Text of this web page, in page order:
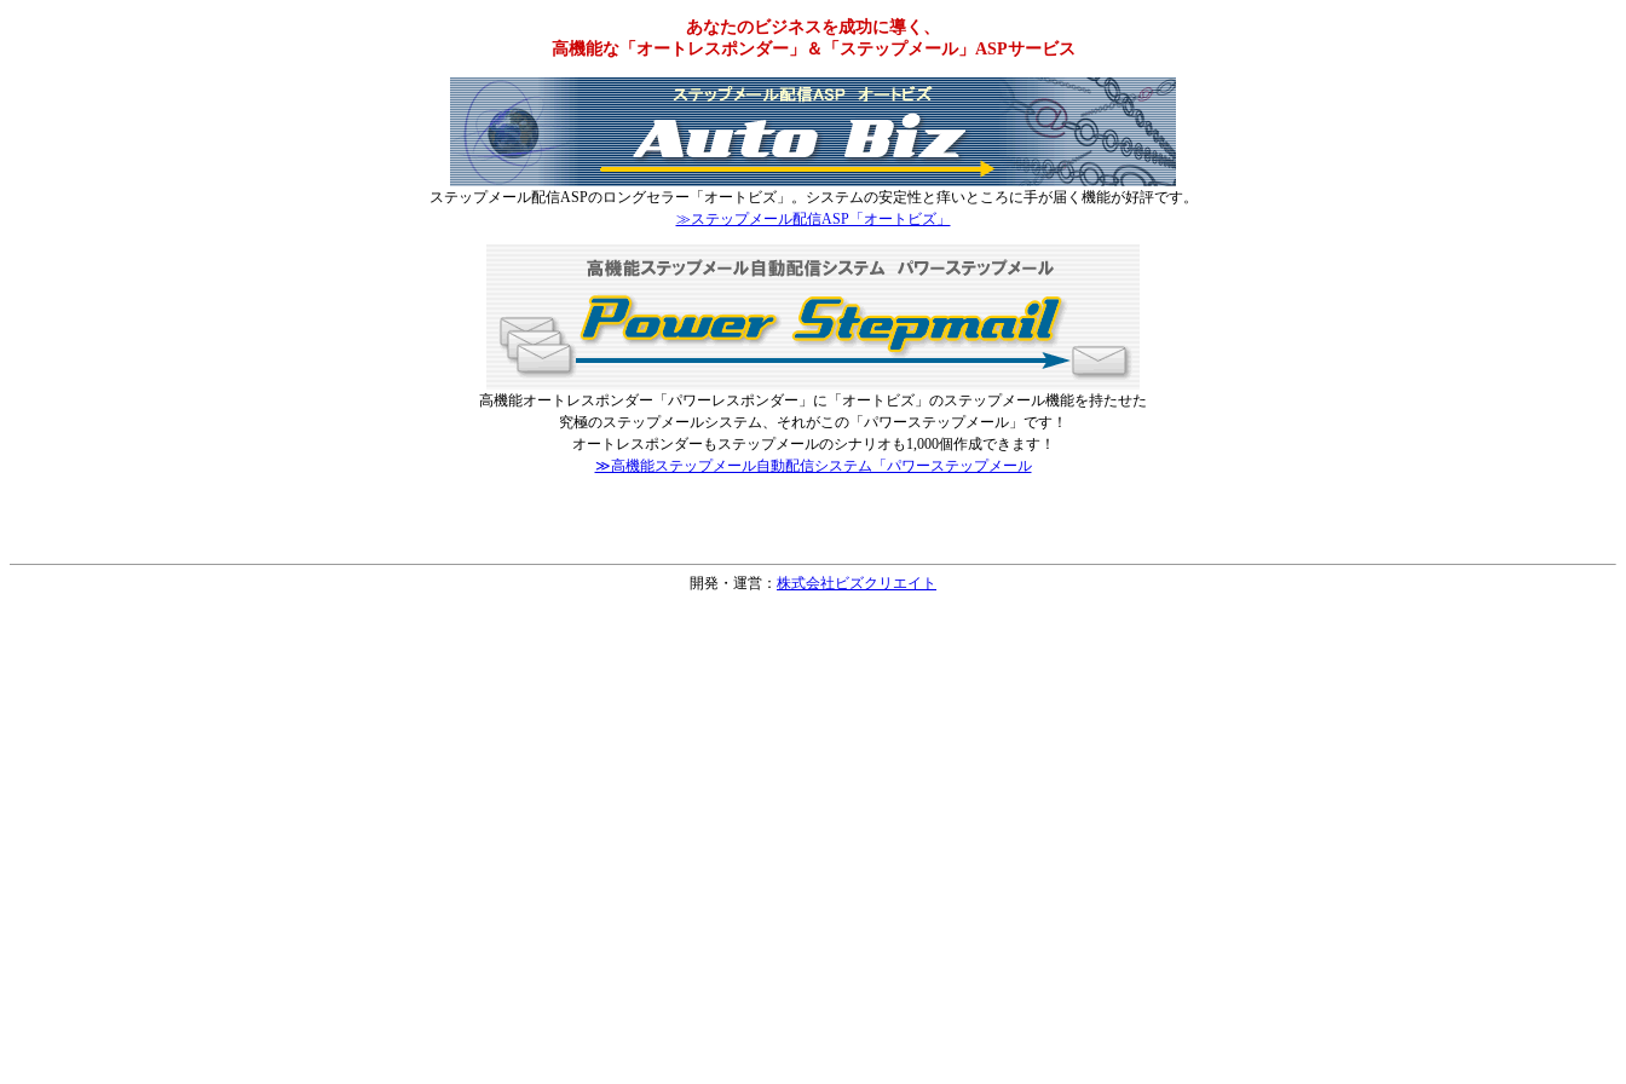
あなたのビジネスを成功に導く、
高機能な「オートレスポンダー」＆「ステップメール」ASPサービス
ステップメール配信ASPのロングセラー「オートビズ」。システムの安定性と痒いところに手が届く機能が好評です。
≫ステップメール配信ASP「オートビズ」
高機能オートレスポンダー「パワーレスポンダー」に「オートビズ」のステップメール機能を持たせた
究極のステップメールシステム、それがこの「パワーステップメール」です！
オートレスポンダーもステップメールのシナリオも1,000個作成できます！
≫高機能ステップメール自動配信システム「パワーステップメール
開発・運営： 株式会社ビズクリエイト